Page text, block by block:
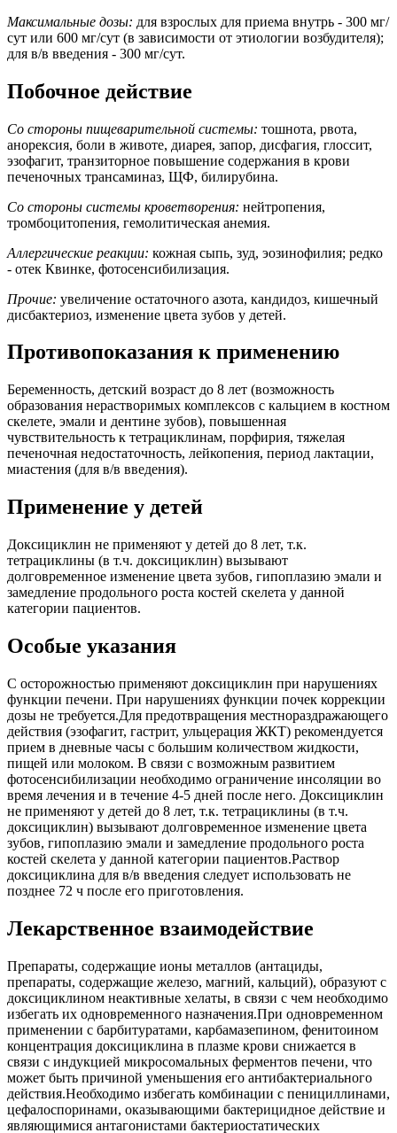
Максимальные дозы: для взрослых для приема внутрь - 300 мг/
сут или 600 мг/сут (в зависимости от этиологии возбудителя);
для в/в введения - 300 мг/сут.
Побочное действие
Со стороны пищеварительной системы: тошнота, рвота,
анорексия, боли в животе, диарея, запор, дисфагия, глоссит,
эзофагит, транзиторное повышение содержания в крови
печеночных трансаминаз, ЩФ, билирубина.
Со стороны системы кроветворения: нейтропения,
тромбоцитопения, гемолитическая анемия.
Аллергические реакции: кожная сыпь, зуд, эозинофилия; редко
- отек Квинке, фотосенсибилизация.
Прочие: увеличение остаточного азота, кандидоз, кишечный
дисбактериоз, изменение цвета зубов у детей.
Противопоказания к применению
Беременность, детский возраст до 8 лет (возможность
образования нерастворимых комплексов с кальцием в костном
скелете, эмали и дентине зубов), повышенная
чувствительность к тетрациклинам, порфирия, тяжелая
печеночная недостаточность, лейкопения, период лактации,
миастения (для в/в введения).
Применение у детей
Доксициклин не применяют у детей до 8 лет, т.к.
тетрациклины (в т.ч. доксициклин) вызывают
долговременное изменение цвета зубов, гипоплазию эмали и
замедление продольного роста костей скелета у данной
категории пациентов.
Особые указания
С осторожностью применяют доксициклин при нарушениях
функции печени. При нарушениях функции почек коррекции
дозы не требуется.Для предотвращения местнораздражающего
действия (эзофагит, гастрит, ульцерация ЖКТ) рекомендуется
прием в дневные часы с большим количеством жидкости,
пищей или молоком. В связи с возможным развитием
фотосенсибилизации необходимо ограничение инсоляции во
время лечения и в течение 4-5 дней после него. Доксициклин
не применяют у детей до 8 лет, т.к. тетрациклины (в т.ч.
доксициклин) вызывают долговременное изменение цвета
зубов, гипоплазию эмали и замедление продольного роста
костей скелета у данной категории пациентов.Раствор
доксициклина для в/в введения следует использовать не
позднее 72 ч после его приготовления.
Лекарственное взаимодействие
Препараты, содержащие ионы металлов (антациды,
препараты, содержащие железо, магний, кальций), образуют с
доксициклином неактивные хелаты, в связи с чем необходимо
избегать их одновременного назначения.При одновременном
применении с барбитуратами, карбамазепином, фенитоином
концентрация доксициклина в плазме крови снижается в
связи с индукцией микросомальных ферментов печени, что
может быть причиной уменьшения его антибактериального
действия.Необходимо избегать комбинации с пенициллинами,
цефалоспоринами, оказывающими бактерицидное действие и
являющимися антагонистами бактериостатических